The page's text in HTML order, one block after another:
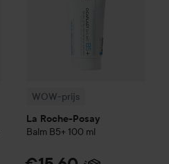
WOW-prijs
La Roche-Posay
Balm B5+ 100 ml